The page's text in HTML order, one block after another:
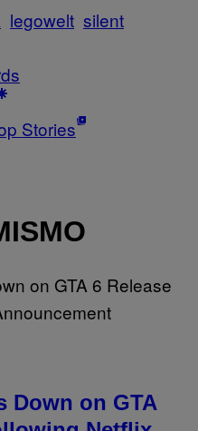
legowelt silent
Stories
Down on GTA